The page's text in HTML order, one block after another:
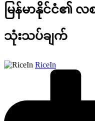
မြန်မာနိုင်ငံ၏ လ
သုံးသပ်ချက်
Posted
RiceIn